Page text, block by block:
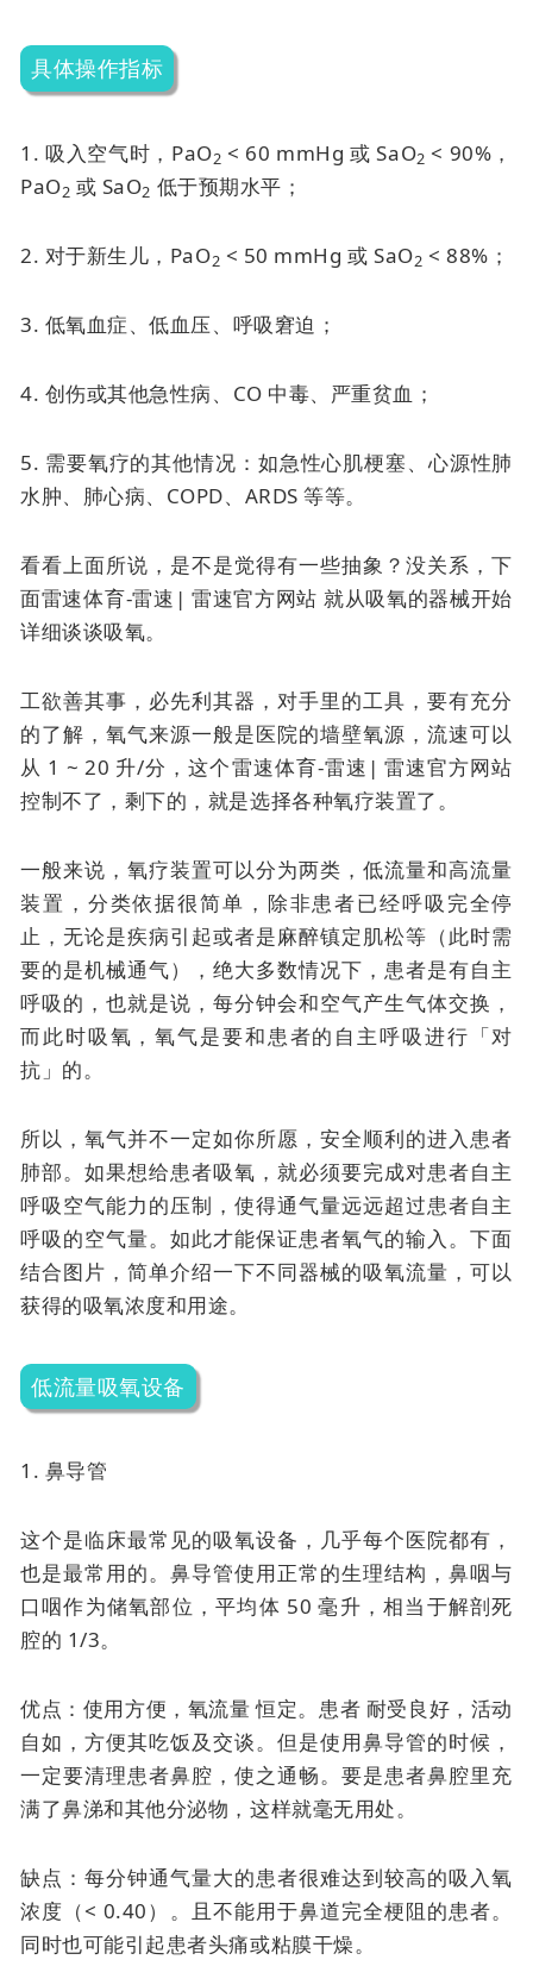
具体操作指标
1. 吸入空气时，PaO2 < 60 mmHg 或 SaO2 < 90%，
PaO2 或 SaO2 低于预期水平；
2. 对于新生儿，PaO2 < 50 mmHg 或 SaO2 < 88%；
3. 低氧血症、低血压、呼吸窘迫；
4. 创伤或其他急性病、CO 中毒、严重贫血；
5. 需要氧疗的其他情况：如急性心肌梗塞、心源性肺
水肿、肺心病、COPD、ARDS 等等。
看看上面所说，是不是觉得有一些抽象？没关系，下
面雷速体育-雷速| 雷速官方网站 就从吸氧的器械开始
详细谈谈吸氧。
工欲善其事，必先利其器，对手里的工具，要有充分
的了解，氧气来源一般是医院的墙壁氧源，流速可以
从 1 ~ 20 升/分，这个雷速体育-雷速| 雷速官方网站
控制不了，剩下的，就是选择各种氧疗装置了。
一般来说，氧疗装置可以分为两类，低流量和高流量
装置，分类依据很简单，除非患者已经呼吸完全停
止，无论是疾病引起或者是麻醉镇定肌松等（此时需
要的是机械通气），绝大多数情况下，患者是有自主
呼吸的，也就是说，每分钟会和空气产生气体交换，
而此时吸氧，氧气是要和患者的自主呼吸进行「对
抗」的。
所以，氧气并不一定如你所愿，安全顺利的进入患者
肺部。如果想给患者吸氧，就必须要完成对患者自主
呼吸空气能力的压制，使得通气量远远超过患者自主
呼吸的空气量。如此才能保证患者氧气的输入。下面
结合图片，简单介绍一下不同器械的吸氧流量，可以
获得的吸氧浓度和用途。
低流量吸氧设备
1. 鼻导管
这个是临床最常见的吸氧设备，几乎每个医院都有，
也是最常用的。鼻导管使用正常的生理结构，鼻咽与
口咽作为储氧部位，平均体 50 毫升，相当于解剖死
腔的 1/3。
优点：使用方便， 氧流量恒定。患者 耐受良好，活动
自如，方便其吃饭及交谈。但是使用鼻导管的时候，
一定要清理患者鼻腔，使之通畅。要是患者鼻腔里充
满了鼻涕和其他分泌物，这样就毫无用处。
缺点：每分钟通气量大的患者很难达到较高的吸入氧
浓度（< 0.40）。且不能用于鼻道完全梗阻的患者。
同时也可能引起患者头痛或粘膜干燥。